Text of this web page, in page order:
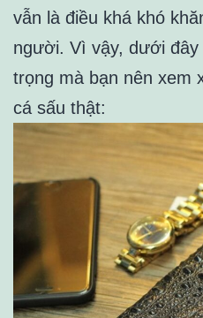
vẫn là điều khá khó
người. Vì vậy, dưới
trọng mà bạn nên xem
cá sấu thật: